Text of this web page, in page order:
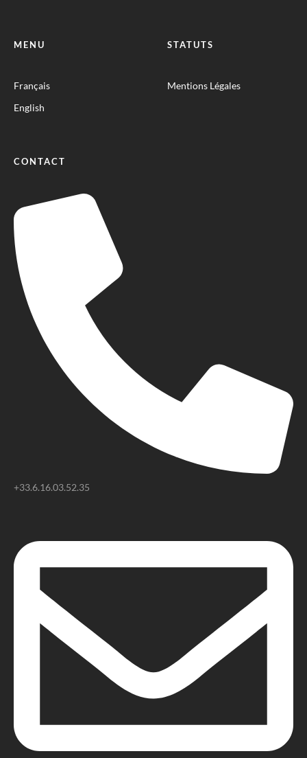
MENU
Français
English
STATUTS
Mentions Légales
CONTACT
+33.6.16.03.52.35